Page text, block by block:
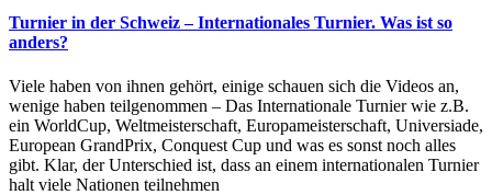
Turnier in der Schweiz – Internationales Turnier. Was ist so
anders?
Viele haben von ihnen gehört, einige schauen sich die Videos an,
wenige haben teilgenommen – Das Internationale Turnier wie z.B.
ein WorldCup, Weltmeisterschaft, Europameisterschaft, Universiade,
European GrandPrix, Conquest Cup und was es sonst noch alles
gibt. Klar, der Unterschied ist, dass an einem internationalen Turnier
halt viele Nationen teilnehmen